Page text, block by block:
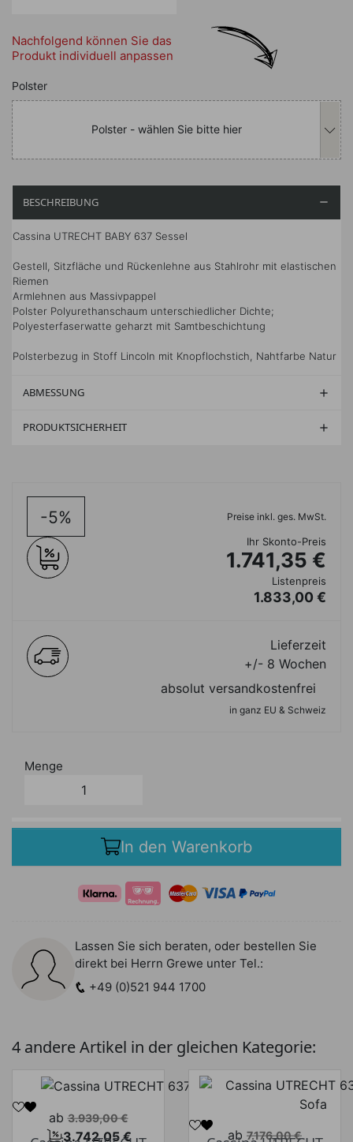
Nachfolgend können Sie das
Produkt individuell anpassen
Nachfolgend können Sie das
Polster
Polster - wählen Sie bitte hier
BESCHREIBUNG 
Cassina UTRECHT BABY 637 Sessel
Gestell, Sitzfläche und Rückenlehne aus Stahlrohr mit elastischen
Riemen
Armlehnen aus Massivpappel
Polster Polyurethanschaum unterschiedlicher Dichte;
Polyesterfaserwatte geharzt mit Samtbeschichtung
Polsterbezug in Stoff Lincoln mit Knopflochstich, Nahtfarbe Natur
ABMESSUNG 
PRODUKTSICHERHEIT 
-5% Preise inkl. ges. MwSt.
Ihr Skonto-Preis
1.741,35 €
Listenpreis
1.833,00 €
Lieferzeit
+/- 8 Wochen
absolut versandkostenfrei
in ganz EU & Schweiz
Menge
In den Warenkorb
Lassen Sie sich beraten, oder bestellen Sie
direkt bei Herrn Grewe unter Tel.:
+49 (0)521 944 1700
4 andere Artikel in der gleichen Kategorie:
Verkaufspreis
ab 3.939,00 €
3.742,05 € Verkaufspreis
ab 7.176,00 €